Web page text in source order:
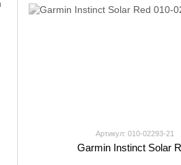
Артикул: 010-02293-21
Garmin Instinct Solar